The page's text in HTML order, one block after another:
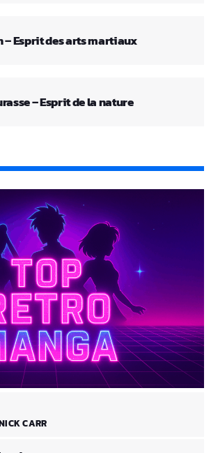
– Esprit des arts martiaux
– Esprit de la nature
CARR